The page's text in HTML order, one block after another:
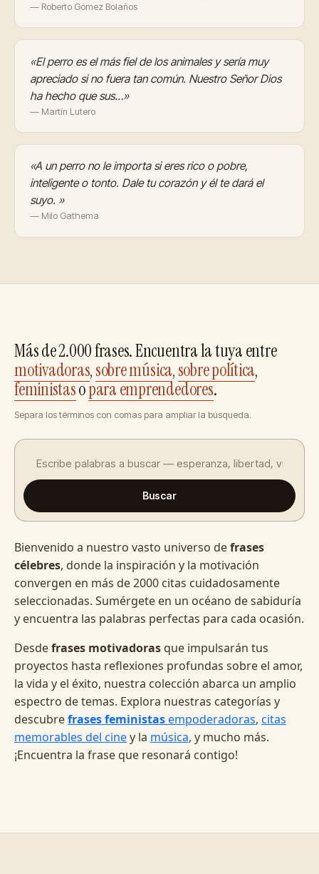
— Roberto Gómez Bolaños
«El perro es el más fiel de los animales y sería muy
apreciado si no fuera tan común. Nuestro Señor Dios
ha hecho que sus…»
— Martín Lutero
«A un perro no le importa si eres rico o pobre,
inteligente o tonto. Dale tu corazón y él te dará el
suyo. »
— Milo Gathema
Más de 2.000 frases. Encuentra la tuya entre
motivadoras,sobre música,sobre política,
feministasopara emprendedores.
Separa los términos con comas para ampliar la búsqueda.
Buscar
Bienvenido a nuestro vasto universo defrases
célebres, donde la inspiración y la motivación
convergen en más de 2000 citas cuidadosamente
seleccionadas. Sumérgete en un océano de sabiduría
y encuentra las palabras perfectas para cada ocasión.
Desdefrases motivadoras que impulsarán tus
proyectos hasta reflexiones profundas sobre el amor,
la vida y el éxito, nuestra colección abarca un amplio
espectro de temas. Explora nuestras categorías y
descubrefrases feministasempoderadoras, citas
memorables del ciney la música, y mucho más.
¡Encuentra la frase que resonará contigo!